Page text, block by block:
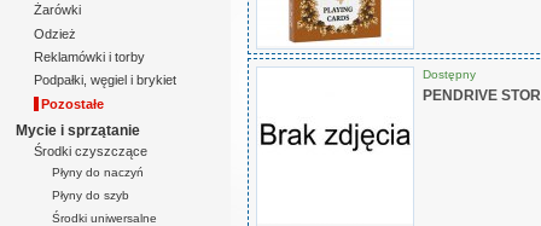
Żarówki
Odzież
Reklamówki i torby
Podpałki, węgiel i brykiet
Pozostałe
Mycie i sprzątanie
Środki czyszczące
Płyny do naczyń
Płyny do szyb
Środki uniwersalne
Dostępny
PENDRIVE